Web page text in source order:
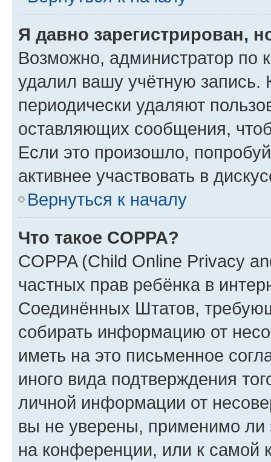
Я давно зарегистрирован,
Возможно, администратор по
удалил вашу учётную запись.
периодически удаляют
оставляющих сообщения,
Если это произошло,
активнее участвовать в
Вернуться к началу
Что такое COPPA?
COPPA (Child Online Privacy
частных прав ребёнка в
Соединённых Штатов,
собирать информацию от
иметь на это письменное
иного вида подтверждения
личной информации от
вы не уверены, применимо ли
на конференции, или к самой